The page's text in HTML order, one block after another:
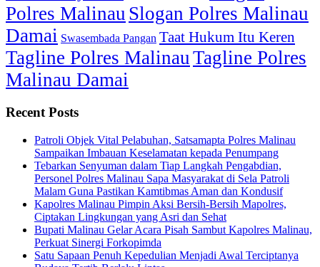
Polres Malinau Slogan Polres Malinau
Damai Swasembada Pangan Taat Hukum Itu Keren
Tagline Polres MalinauTagline Polres
Malinau Damai
Recent Posts
Patroli Objek Vital Pelabuhan, Satsamapta Polres Malinau
Sampaikan Imbauan Keselamatan kepada Penumpang
Tebarkan Senyuman dalam Tiap Langkah Pengabdian,
Personel Polres Malinau Sapa Masyarakat di Sela Patroli
Malam Guna Pastikan Kamtibmas Aman dan Kondusif
Kapolres Malinau Pimpin Aksi Bersih-Bersih Mapolres,
Ciptakan Lingkungan yang Asri dan Sehat
Bupati Malinau Gelar Acara Pisah Sambut Kapolres Malinau,
Perkuat Sinergi Forkopimda
Satu Sapaan Penuh Kepedulian Menjadi Awal Terciptanya